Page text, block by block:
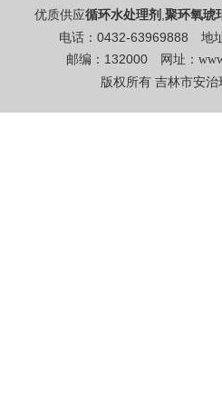
优质供应循环水处理剂 ,聚环氧琥
电话：0432-63969888 地
邮编：132000 网址：
版权所有 吉林市安